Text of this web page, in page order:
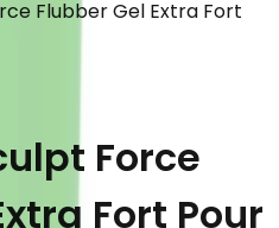
Flubber Gel Extra Fort
Force
Fort Pour